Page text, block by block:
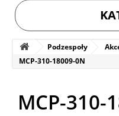
Podzespoły
MCP-310-18009-0N
MCP-310-